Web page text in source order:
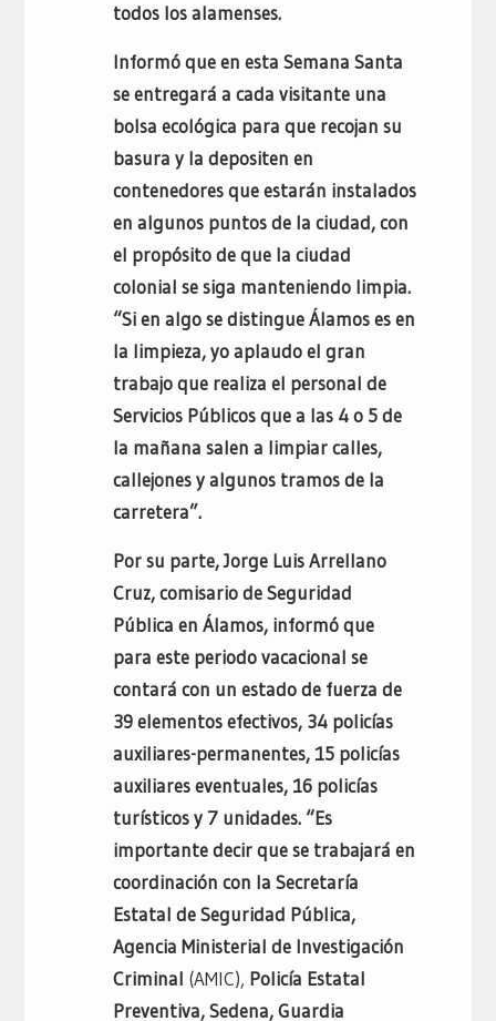
todos los alamenses.
Informó que en esta Semana Santa
se entregará a cada visitante una
bolsa ecológica para que recojan su
basura y la depositen en
contenedores que estarán instalados
en algunos puntos de la ciudad, con
el propósito de que la ciudad
colonial se siga manteniendo limpia.
“Si en algo se distingue Álamos es en
la limpieza, yo aplaudo el gran
trabajo que realiza el personal de
Servicios Públicos que a las 4 o 5 de
la mañana salen a limpiar calles,
callejones y algunos tramos de la
carretera”.
Por su parte, Jorge Luis Arrellano
Cruz, comisario de Seguridad
Pública en Álamos, informó que
para este periodo vacacional se
contará con un estado de fuerza de
39 elementos efectivos, 34 policías
auxiliares-permanentes, 15 policías
auxiliares eventuales, 16 policías
turísticos y 7 unidades. “Es
importante decir que se trabajará en
coordinación con la Secretaría
Estatal de Seguridad Pública,
Agencia Ministerial de Investigación
Criminal (AMIC), Policía Estatal
Preventiva, Sedena, Guardia